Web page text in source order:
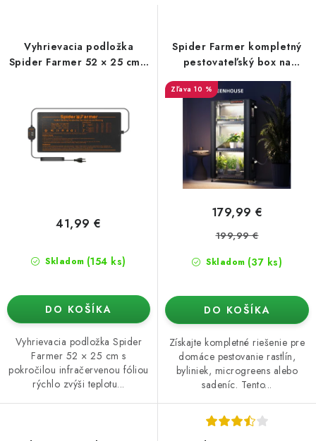
o
p
Vyhrievacia podložka
Spider Farmer 52 × 25 cm s
Skladom (154 ks)
41,99 €
DO KOŠÍKA
Vyhrievacia podložka Spider
Farmer 52 × 25 cm s
pokročilou infračervenou fóliou
rýchlo zvýši teplotu...
Spider Farmer kompletný
pestovateľský box na
poschodia – 108 W
10 %
Skladom (37 ks)
179,99 €
199,99 €
DO KOŠÍKA
Získajte kompletné riešenie pre
domáce pestovanie rastlín,
byliniek, microgreens alebo
sadeníc. Tento...